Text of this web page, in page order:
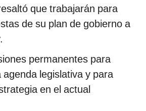
que trabajarán para
de su plan de gobierno a
permanentes para
legislativa y para
en el actual